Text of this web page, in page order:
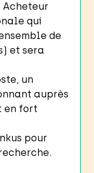
Acheteur
qui
de
et sera
un
auprès
en fort
pour